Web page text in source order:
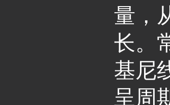
量，
长。
基尼
呈周